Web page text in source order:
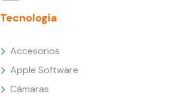
Tecnología
Accesorios
Apple Software
Cámaras